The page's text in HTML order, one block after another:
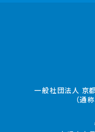
一般社団法人 京
（通